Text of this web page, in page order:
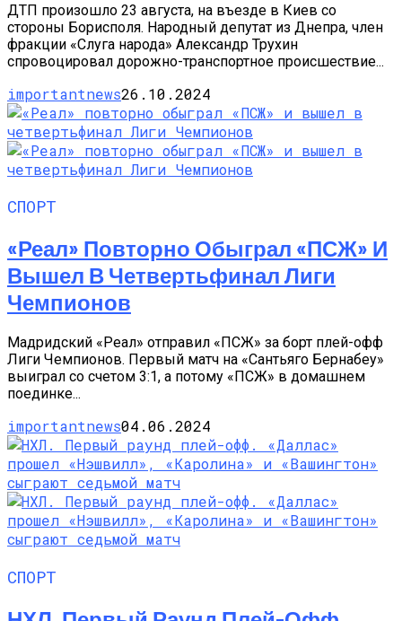
ДТП произошло 23 августа, на въезде в Киев со
стороны Борисполя. Народный депутат из Днепра, член
фракции «Слуга народа» Александр Трухин
спровоцировал дорожно-транспортное происшествие...
importantnews26.10.2024
СПОРТ
«Реал» Повторно Обыграл «ПСЖ» И
Вышел В Четвертьфинал Лиги
Чемпионов
Мадридский «Реал» отправил «ПСЖ» за борт плей-офф
Лиги Чемпионов. Первый матч на «Сантьяго Бернабеу»
выиграл со счетом 3:1, а потому «ПСЖ» в домашнем
поединке...
importantnews04.06.2024
СПОРТ